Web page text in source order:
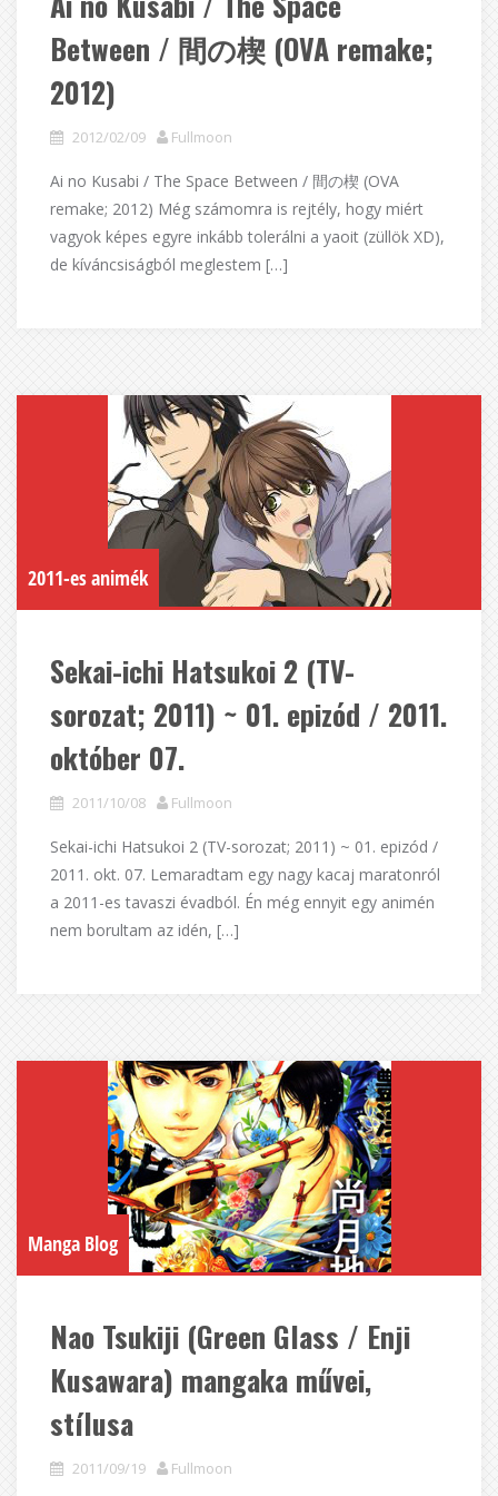
Between / 間の楔 (OVA remake;
2012)
2012/02/09 Fullmoon
Ai no Kusabi / The Space Between / 間の楔 (OVA
remake; 2012) Még számomra is rejtély, hogy miért
vagyok képes egyre inkább tolerálni a yaoit (züllök XD),
de kíváncsiságból meglestem […]
2011-es animék
Sekai-ichi Hatsukoi 2 (TV-
sorozat; 2011) ~ 01. epizód / 2011.
október 07.
2011/10/08 Fullmoon
Sekai-ichi Hatsukoi 2 (TV-sorozat; 2011) ~ 01. epizód /
2011. okt. 07. Lemaradtam egy nagy kacaj maratonról
a 2011-es tavaszi évadból. Én még ennyit egy animén
nem borultam az idén, […]
Manga Blog
Nao Tsukiji (Green Glass / Enji
Kusawara) mangaka művei,
stílusa
2011/09/19 Fullmoon